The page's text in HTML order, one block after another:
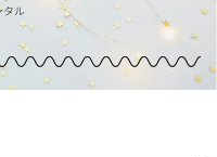
タル